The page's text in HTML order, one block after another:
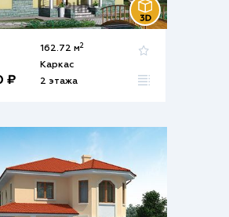
₽
162.72 м2
Каркас
2 этажа